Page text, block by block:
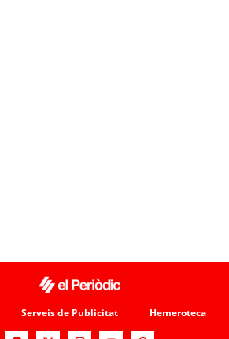
Serveis de Publicitat Hemeroteca